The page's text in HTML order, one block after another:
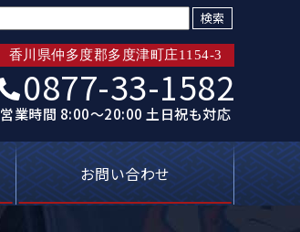
香川県仲多度郡多度津町庄1154-3
0877-33-1582
営業時間 8:00～20:00 土日祝も対応
お問い合わせ